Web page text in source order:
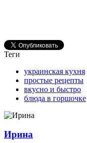
Теги
украинская кухня
простые рецепты
вкусно и быстро
блюда в горшочке
Ирина